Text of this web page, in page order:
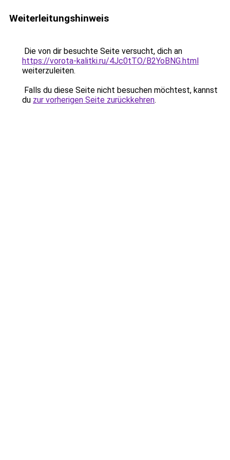
Weiterleitungshinweis
Die von dir besuchte Seite versucht, dich an
https://vorota-kalitki.ru/4Jc0tTO/B2YoBNG.html
weiterzuleiten.
Falls du diese Seite nicht besuchen möchtest, kannst
du zur vorherigen Seite zurückkehren.